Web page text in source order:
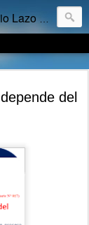
Sánchez
del